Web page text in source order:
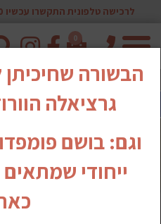
לרכישה טלפונית התקשרו עכשיו 03-9522250 או כתבו בווצאפ
טלפון
0
הבשורה
גרציאלה
וגם: בושם
ייחודי